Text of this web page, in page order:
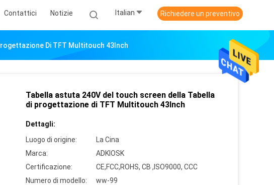
Contattici Notizie Italian Richiedere un preventivo
Di TFT Multitouch 43Inch
Tabella astuta 240V del touch screen della Tabella
di progettazione di TFT Multitouch 43Inch
Dettagli:
Luogo di origine:
La Cina
Marca:
ADKIOSK
Certificazione:
CE,FCC,ROHS, CB ,ISO9000, CCC
Numero di modello:
ww-99